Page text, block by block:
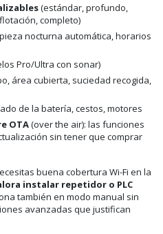
(estándar, profundo,
completo)
nocturna automática, horarios
Pro/Ultra con sonar)
área cubierta, suciedad recogida,
de la batería, cestos, motores
OTA(over the air): las funciones
sin tener que comprar
buena cobertura Wi-Fi en la
instalar repetidor o PLC
también en modo manual sin
avanzadas que justifican